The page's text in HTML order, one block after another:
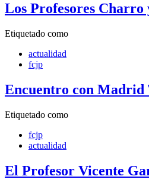
Los Profesores Charro
Etiquetado como
actualidad
fcjp
Encuentro con Madrid
Etiquetado como
fcjp
actualidad
El Profesor Vicente